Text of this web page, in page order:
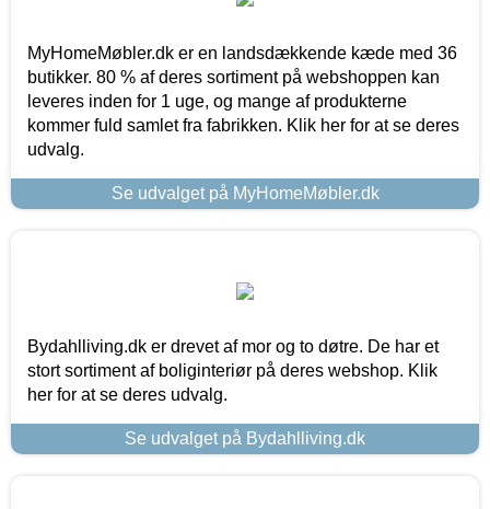
MyHomeMøbler.dk er en landsdækkende kæde med 36
butikker. 80 % af deres sortiment på webshoppen kan
leveres inden for 1 uge, og mange af produkterne
kommer fuld samlet fra fabrikken. Klik her for at se deres
udvalg.
Se udvalget på MyHomeMøbler.dk
Bydahlliving.dk er drevet af mor og to døtre. De har et
stort sortiment af boliginteriør på deres webshop. Klik
her for at se deres udvalg.
Se udvalget på Bydahlliving.dk